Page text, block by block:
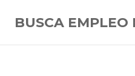
BUSCA EMPLEO